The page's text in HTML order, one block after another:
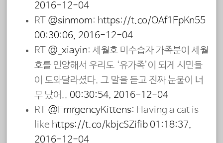
2016-12-04
RT @sinmom: https://t.co/OAf1EpKn55
00:30:06, 2016-12-04
RT @_xiayin: 세월호 미수습자 가족분이 세월
호를 인양해서 우리도 ‘유가족’이 되게 시민들
이 도와달라셨다. 그 말을 듣고 진짜 눈물이 너
무 났어.. 00:30:54, 2016-12-04
RT @EmrgencyKittens: Having a cat is
like https://t.co/kbjcSZifib 01:18:37,
2016-12-04